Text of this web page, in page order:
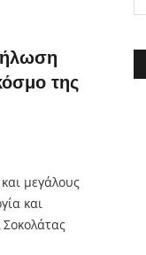
της
μεγάλους
και